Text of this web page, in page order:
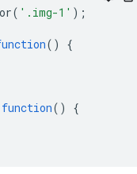
( '.img-1' );
()
{
function()
{